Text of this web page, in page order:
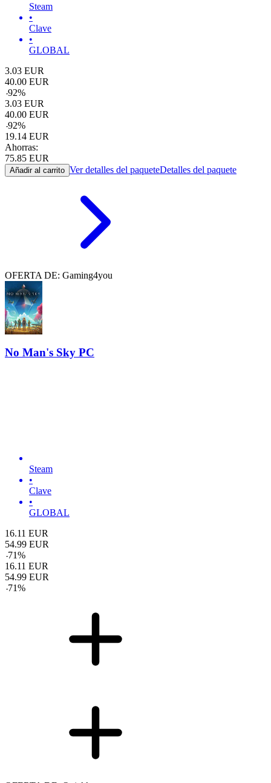
Steam
•
Clave
•
GLOBAL
3.03 EUR
40.00 EUR
-92%
3.03 EUR
40.00 EUR
-92%
19.14 EUR
Ahorras:
75.85 EUR
Añadir al carrito Ver detalles del paqueteDetalles del paquete
OFERTA DE: Gaming4you
No Man's Sky PC
Steam
•
Clave
•
GLOBAL
16.11 EUR
54.99 EUR
-71%
16.11 EUR
54.99 EUR
-71%